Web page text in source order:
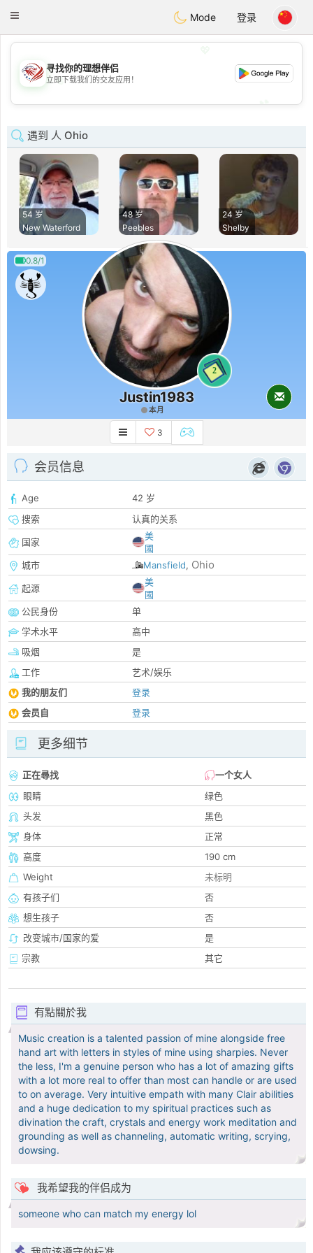
Dating
Toggle
Mode 登录
💖
💕
寻找你的理想伴侣
立即下载我们的交友应用！
遇到 人 Ohio
54 岁
New Waterford
48 岁
Peebles
24 岁
Shelby
0.8/1
2
Justin1983
本月
3
会员信息
Age
42 岁
搜索
认真的关系
国家
美
國
城市
Mansfield, Ohio
起源
美
國
公民身份
单
学术水平
高中
吸烟
是
工作
艺术/娱乐
我的朋友们
登录
会员自
登录
更多细节
正在尋找
一个女人
眼睛
绿色
头发
黑色
身体
正常
高度
190 cm
Weight
未标明
有孩子们
否
想生孩子
否
改变城市/国家的爱
是
宗教
其它
有點關於我
Music creation is a talented passion of mine alongside free
hand art with letters in styles of mine using sharpies. Never
the less, I'm a genuine person who has a lot of amazing gifts
with a lot more real to offer than most can handle or are used
to on average. Very intuitive empath with many Clair abilities
and a huge dedication to my spiritual practices such as
divination the craft, crystals and energy work meditation and
grounding as well as channeling, automatic writing, scrying,
dowsing.
我希望我的伴侣成为
someone who can match my energy lol